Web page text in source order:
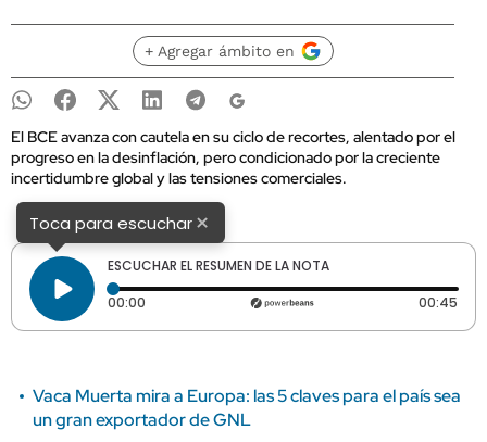
+ Agregar ámbito en
El BCE avanza con cautela en su ciclo de recortes, alentado por el
progreso en la desinflación, pero condicionado por la creciente
incertidumbre global y las tensiones comerciales.
Toca para escuchar×
ESCUCHAR EL RESUMEN DE LA NOTA
00:00 Tiempo transcurrido: 0 segundos 00:45
Vaca Muerta mira a Europa: las 5 claves para el país sea
un gran exportador de GNL